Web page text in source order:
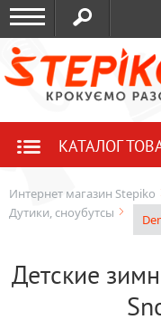
КАТАЛОГ
Интернет магазин Stepiko
Дутики, сноубутсы
Детские